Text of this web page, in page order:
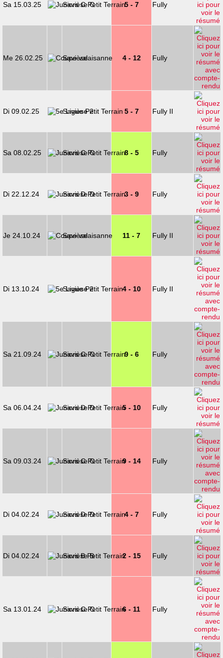
Sa 15.03.25 Savièse C 5 - 7 Fully
Me 26.02.25 Savièse 4 - 12 Fully
Di 09.02.25 Savièse 2 5 - 7 Fully II
Sa 08.02.25 Savièse C 8 - 5 Fully
Di 22.12.24 Savièse D 3 - 9 Fully
Je 24.10.24 Savièse 11 - 7 Fully II
Di 13.10.24 Savièse 2 4 - 10 Fully II
Sa 21.09.24 Savièse C 9 - 6 Fully
Sa 06.04.24 Savièse D 5 - 10 Fully
Sa 09.03.24 Savièse C 9 - 14 Fully
Di 04.02.24 Savièse D 4 - 7 Fully
Di 04.02.24 Savièse B 2 - 15 Fully
Sa 13.01.24 Savièse C 6 - 11 Fully